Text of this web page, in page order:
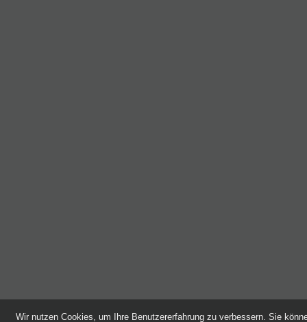
Wir nutzen Cookies, um Ihre Benutzererfahrung zu verbessern. Sie